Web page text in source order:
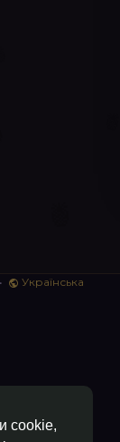
cookie,
• Українська